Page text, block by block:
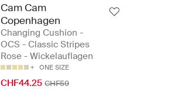
Cam Cam
Copenhagen
Changing Cushion -
OCS - Classic Stripes
Rose - Wickelauflagen
ONE SIZE
CHF44.25 CHF59